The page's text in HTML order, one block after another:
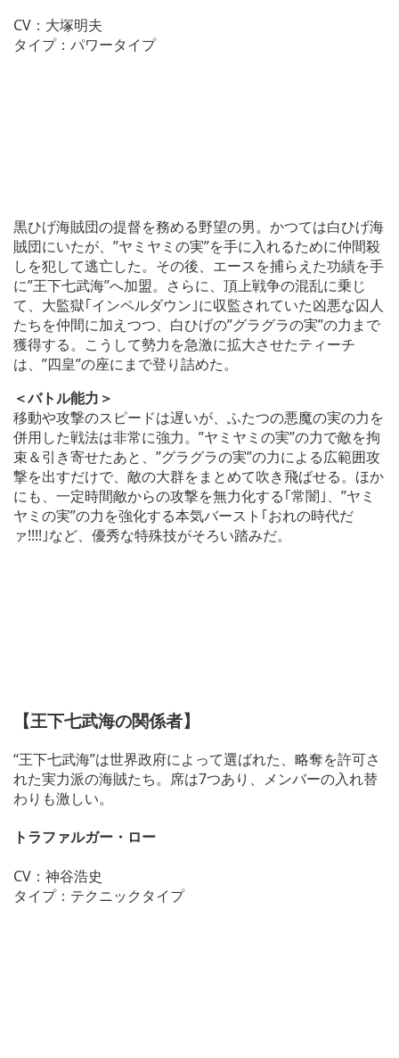
CV：大塚明夫
タイプ：パワータイプ
黒ひげ海賊団の提督を務める野望の男。かつては白ひげ海
賊団にいたが、”ヤミヤミの実”を手に入れるために仲間殺
しを犯して逃亡した。その後、エースを捕らえた功績を手
に”王下七武海”へ加盟。さらに、頂上戦争の混乱に乗じ
て、大監獄｢インペルダウン｣に収監されていた凶悪な囚人
たちを仲間に加えつつ、白ひげの”グラグラの実”の力まで
獲得する。こうして勢力を急激に拡大させたティーチ
は、”四皇”の座にまで登り詰めた。
＜バトル能力＞
移動や攻撃のスピードは遅いが、ふたつの悪魔の実の力を
併用した戦法は非常に強力。”ヤミヤミの実”の力で敵を拘
束＆引き寄せたあと、”グラグラの実”の力による広範囲攻
撃を出すだけで、敵の大群をまとめて吹き飛ばせる。ほか
にも、一定時間敵からの攻撃を無力化する｢常闇｣、”ヤミ
ヤミの実”の力を強化する本気バースト｢おれの時代だ
ァ!!!!｣など、優秀な特殊技がそろい踏みだ。
【王下七武海の関係者】
“王下七武海”は世界政府によって選ばれた、略奪を許可さ
れた実力派の海賊たち。席は7つあり、メンバーの入れ替
わりも激しい。
トラファルガー・ロー
CV：神谷浩史
タイプ：テクニックタイプ